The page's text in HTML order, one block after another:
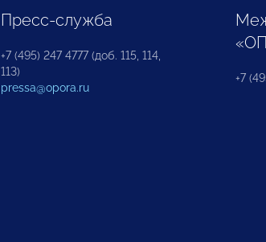
Пресс-служба
+7 (495) 247 4777 (доб. 115, 114,
113)
pressa@opora.ru
+7